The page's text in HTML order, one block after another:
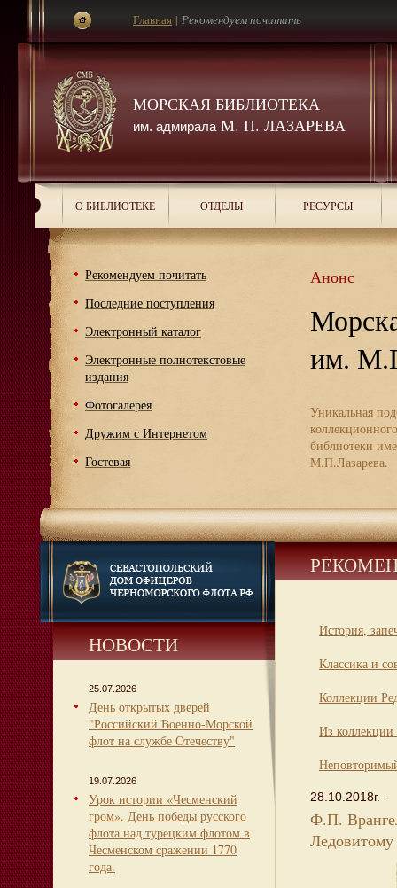
МОРСКАЯ БИБЛИОТЕКА
им. адмиралаМ. П. ЛАЗАРЕВА
Главная | Рекомендуем почитать
О БИБЛИОТЕКЕ ОТДЕЛЫ РЕСУРСЫ
Рекомендуем почитать
Последние поступления
Электронный каталог
Электронные полнотекстовые
издания
Фотогалерея
Дружим с Интернетом
Гостевая
Анонс
им.
Уникальная
библиотеки
М.П.Лазарева.
НОВОСТИ
25.07.2026
День открытых дверей
"Российский Военно-Морской
флот на службе Отечеству"
19.07.2026
Урок истории «Чесменский
гром». День победы русского
флота над турецким флотом в
Чесменском сражении 1770
года.
История,
Классика и
Коллекции
Из
28.10.2018г. -
Ф.П.